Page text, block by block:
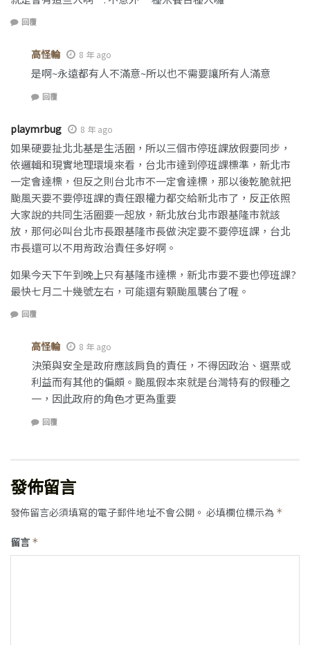
回覆
高怪輪 8 年 ago
是啊~永遠都有人不滿意~所以也不需要讓所有人滿意
回覆
playmrbug 8 年 ago
如果硬要扯北北基是生活圈，所以三個市停班課放假要同步，
依邏輯和現實地理環境來看，台北市達到停班課標準，新北市
一定會達標，但反之則台北市不一定會達標，那以後乾脆就把
颱風天要不要停班課的責任跟權力都交給新北市了，反正依照
大家說的共同生活圈要一起放，新北放台北市跟基隆市就該
放，那何必叫台北市長跟基隆市長做決定要不要停班課，台北
市長還可以不用背政治責任多好啊。
如果今天下午到晚上只有基隆市達標，新北市要不要也停班課?
最快七月二十幾號左右，可能還有顆颱風襲台了喔。
回覆
高怪輪 8 年 ago
決策與安全是政府應該肩負的責任，不得因政治、選票或
利益而有其他的偏頗。颱風假本來就是台灣特有的假種之
一，因此政府的角色才更為重要
回覆
發佈留言
發佈留言必須填寫的電子郵件地址不會公開。 必填欄位標示為 *
留言 *